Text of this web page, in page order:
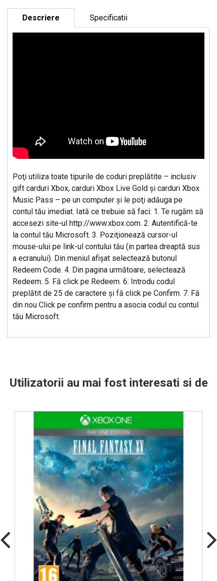
Descriere Specificatii
Poţi utiliza toate tipurile de coduri preplătite – inclusiv
gift carduri Xbox, carduri Xbox Live Gold şi carduri Xbox
Music Pass – pe un computer şi le poţi adăuga pe
contul tău imediat. Iată ce trebuie să faci: 1. Te rugăm să
accesezi site-ul http://www.xbox.com. 2. Autentifică-te
la contul tău Microsoft. 3. Poziţionează cursor-ul
mouse-ului pe link-ul contului tău (in partea dreaptă sus
a ecranului). Din meniul afişat selectează butonul
Redeem Code. 4. Din pagina următoare, selectează
Redeem. 5. Fă click pe Redeem. 6. Introdu codul
preplătit de 25 de caractere şi fă click pe Confirm. 7. Fă
din nou Click pe confirm pentru a asocia codul cu contul
tău Microsoft.
Utilizatorii au mai fost interesati si de